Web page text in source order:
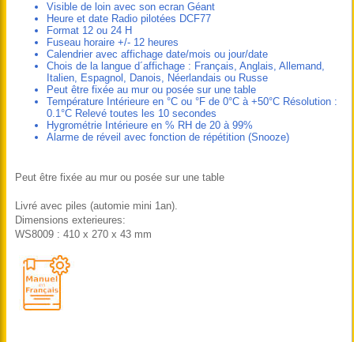
Visible de loin avec son ecran Géant
Heure et date Radio pilotées DCF77
Format 12 ou 24 H
Fuseau horaire +/- 12 heures
Calendrier avec affichage date/mois ou jour/date
Chois de la langue d´affichage : Français, Anglais, Allemand,
Italien, Espagnol, Danois, Néerlandais ou Russe
Peut être fixée au mur ou posée sur une table
Température Intérieure en °C ou °F de 0°C à +50°C Résolution :
0.1°C Relevé toutes les 10 secondes
Hygrométrie Intérieure en % RH de 20 à 99%
Alarme de réveil avec fonction de répétition (Snooze)
Peut être fixée au mur ou posée sur une table
Livré avec piles (automie mini 1an).
Dimensions exterieures:
WS8009 : 410 x 270 x 43 mm